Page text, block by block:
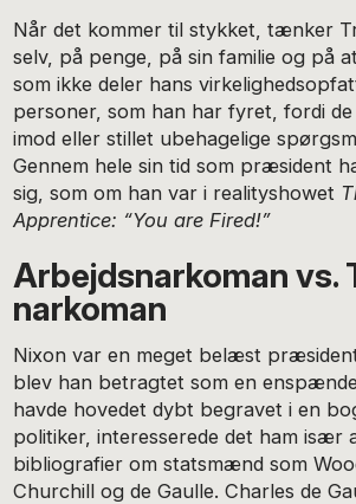
Når det kommer til stykket, tænker
selv, på penge, på sin familie og på
som ikke deler hans
personer, som han har fyret, fordi
imod eller stillet ubehagelige
Gennem hele sin tid som præsident
sig, som om han var i realityshowet
Apprentice: “You are Fired!”
Arbejdsnarkoman vs.
narkoman
Nixon var en meget belæst
blev han betragtet som en
havde hovedet dybt begravet i en
politiker, interesserede det ham især
bibliografier om statsmænd som
Churchill og de Gaulle. Charles de